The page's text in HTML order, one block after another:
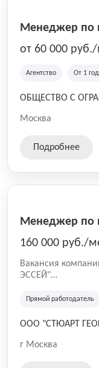
Менеджер по
от 60 000
Агентство От 1
ОБЩЕСТВО С
Москва
Подробнее
Менеджер по
160 000 руб./
Вакансия
ЭССЕЙ"
геологических
Прямой работодатель
ООО "СТЮАРТ
г Москва